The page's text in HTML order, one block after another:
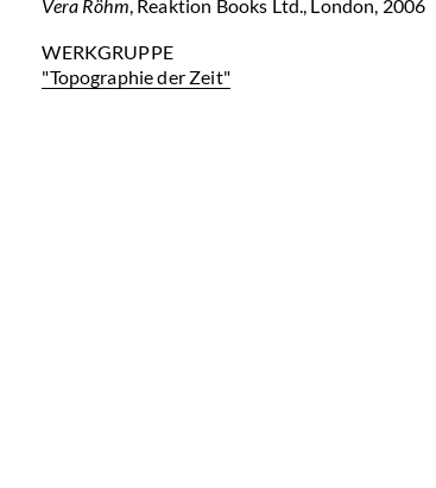
Vera Röhm, Reaktion Books Ltd., London, 2006
WERKGRUPPE
"Topographie der Zeit"